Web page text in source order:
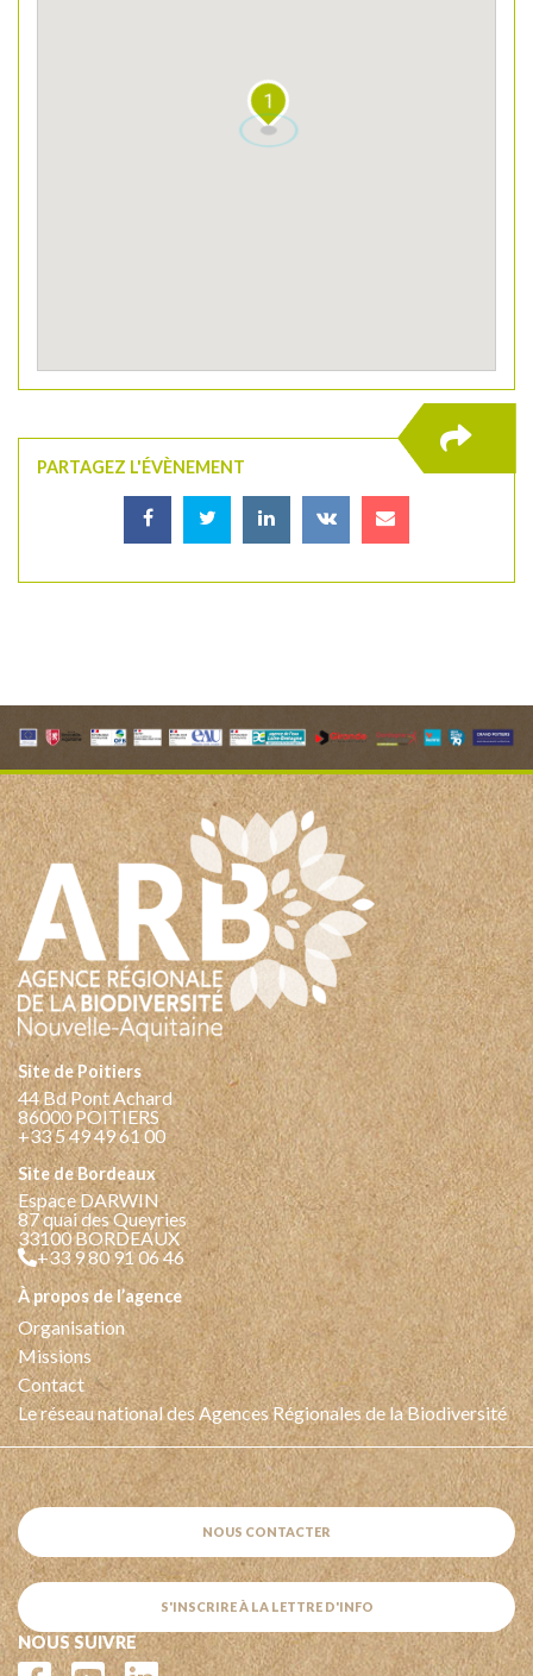
1
PARTAGEZ L'ÉVÈNEMENT
Site de Poitiers
44 Bd Pont Achard
86000 POITIERS
+33 5 49 49 61 00
Site de Bordeaux
Espace DARWIN
87 quai des Queyries
33100 BORDEAUX
+33 9 80 91 06 46
à propos de l’agence
Organisation
Missions
Contact
Le réseau national des Agences Régionales de la Biodiversité
NOUS CONTACTER
S'INSCRIRE À LA LETTRE D'INFO
NOUS SUIVRE